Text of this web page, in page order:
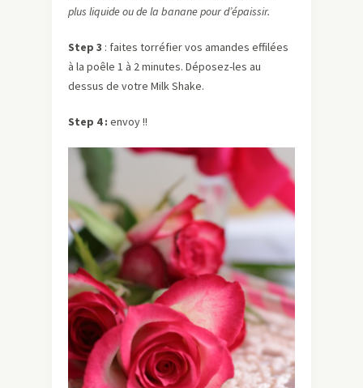
plus liquide ou de la banane pour d’épaissir.
Step 3 : faites torréfier vos amandes effilées
à la poêle 1 à 2 minutes. Déposez-les au
dessus de votre Milk Shake.
Step 4 : envoy !!